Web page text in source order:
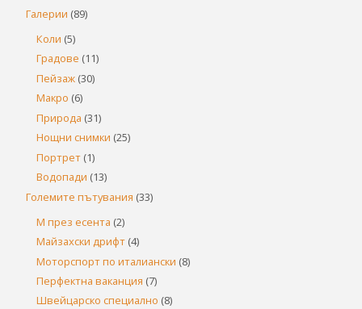
Галерии (89)
Коли (5)
Градове (11)
Пейзаж (30)
Макро (6)
Природа (31)
Нощни снимки (25)
Портрет (1)
Водопади (13)
Големите пътувания (33)
М през есента (2)
Майзахски дрифт (4)
Моторспорт по италиански (8)
Перфектна ваканция (7)
Швейцарско специално (8)